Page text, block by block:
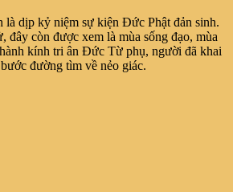
là dịp kỷ niệm sự kiện Đức Phật đản sinh.
đây còn được xem là mùa sống đạo, mùa
kính tri ân Đức Từ phụ, người đã khai
đường tìm về nẻo giác.